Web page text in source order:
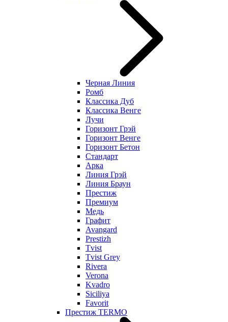
Черная Линия
Ромб
Классика Дуб
Классика Венге
Лучи
Горизонт Грэй
Горизонт Венге
Горизонт Бетон
Стандарт
Арка
Линия Грэй
Линия Браун
Престиж
Премиум
Медь
Графит
Avangard
Prestizh
Tvist
Tvist Grey
Rivera
Verona
Kvadro
Siciliya
Favorit
Престиж TERMO